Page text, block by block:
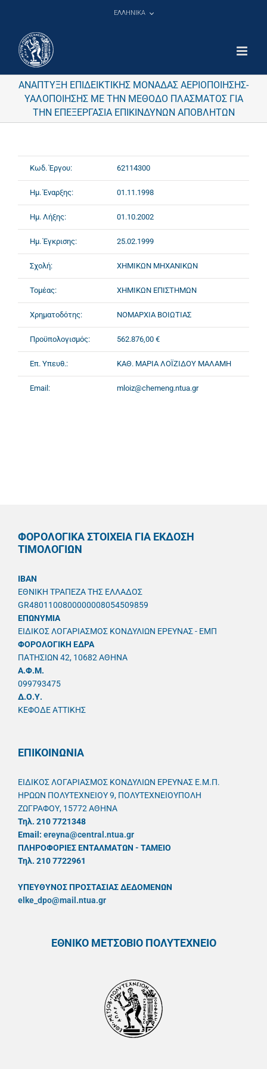
ΕΛΛΗΝΙΚΑ
ΑΝΑΠΤΥΞΗ ΕΠΙΔΕΙΚΤΙΚΗΣ ΜΟΝΑΔΑΣ ΑΕΡΙΟΠΟΙΗΣΗΣ-
ΥΑΛΟΠΟΙΗΣΗΣ ΜΕ ΤΗΝ ΜΕΘΟΔΟ ΠΛΑΣΜΑΤΟΣ ΓΙΑ
ΤΗΝ ΕΠΕΞΕΡΓΑΣΙΑ ΕΠΙΚΙΝΔΥΝΩΝ ΑΠΟΒΛΗΤΩΝ
Κωδ. Έργου: 62114300
Ημ. Έναρξης: 01.11.1998
Ημ. Λήξης: 01.10.2002
Ημ. Έγκρισης: 25.02.1999
Σχολή: ΧΗΜΙΚΩΝ ΜΗΧΑΝΙΚΩΝ
Τομέας: ΧΗΜΙΚΩΝ ΕΠΙΣΤΗΜΩΝ
Χρηματοδότης: ΝΟΜΑΡΧΙΑ ΒΟΙΩΤΙΑΣ
Προϋπολογισμός: 562.876,00 €
Επ. Υπευθ.: ΚΑΘ. ΜΑΡΙΑ ΛΟΪΖΙΔΟΥ ΜΑΛΑΜΗ
Email: mloiz@chemeng.ntua.gr
ΦΟΡΟΛΟΓΙΚΑ ΣΤΟΙΧΕΙΑ ΓΙΑ ΕΚΔΟΣΗ
ΤΙΜΟΛΟΓΙΩΝ
IBAN
ΕΘΝΙΚΗ ΤΡΑΠΕΖΑ ΤΗΣ ΕΛΛΑΔΟΣ
GR4801100800000008054509859
ΕΠΩΝΥΜΙΑ
ΕΙΔΙΚΟΣ ΛΟΓΑΡΙΑΣΜΟΣ ΚΟΝΔΥΛΙΩΝ ΕΡΕΥΝΑΣ - ΕΜΠ
ΦΟΡΟΛΟΓΙΚΗ ΕΔΡΑ
ΠΑΤΗΣΙΩΝ 42, 10682 ΑΘΗΝΑ
A.Φ.Μ.
099793475
Δ.Ο.Υ.
ΚΕΦΟΔΕ ΑΤΤΙΚΗΣ
ΕΠΙΚΟΙΝΩΝΙΑ
ΕΙΔΙΚΟΣ ΛΟΓΑΡΙΑΣΜΟΣ ΚΟΝΔΥΛΙΩΝ ΕΡΕΥΝΑΣ Ε.Μ.Π.
ΗΡΩΩΝ ΠΟΛΥΤΕΧΝΕΙΟΥ 9, ΠΟΛΥΤΕΧΝΕΙΟΥΠΟΛΗ
ΖΩΓΡΑΦΟΥ, 15772 ΑΘΗΝΑ
Τηλ. 210 7721348
Email: ereyna@central.ntua.gr
ΠΛΗΡΟΦΟΡΙΕΣ ΕΝΤΑΛΜΑΤΩΝ - ΤΑΜΕΙΟ
Τηλ. 210 7722961
ΥΠΕΥΘYΝΟΣ ΠΡΟΣΤΑΣΙΑΣ ΔΕΔΟΜΕΝΩΝ
elke_dpo@mail.ntua.gr
ΕΘΝΙΚΟ ΜΕΤΣΟΒΙΟ ΠΟΛΥΤΕΧΝΕΙΟ